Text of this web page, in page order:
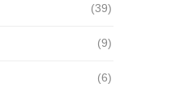
(39)
(9)
(6)